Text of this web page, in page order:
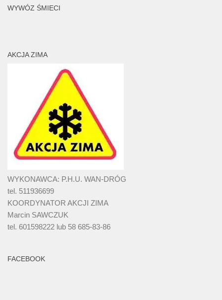
WYWÓZ ŚMIECI
AKCJA ZIMA
WYKONAWCA: P.H.U. WAN-DRÓG
tel. 511936699
KOORDYNATOR AKCJI ZIMA
Marcin SAWCZUK
tel. 601598222 lub 58 685-83-86
FACEBOOK